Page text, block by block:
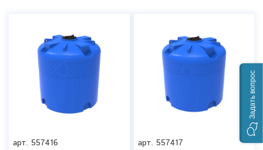
арт. 557416
арт. 557417
Задать вопрос